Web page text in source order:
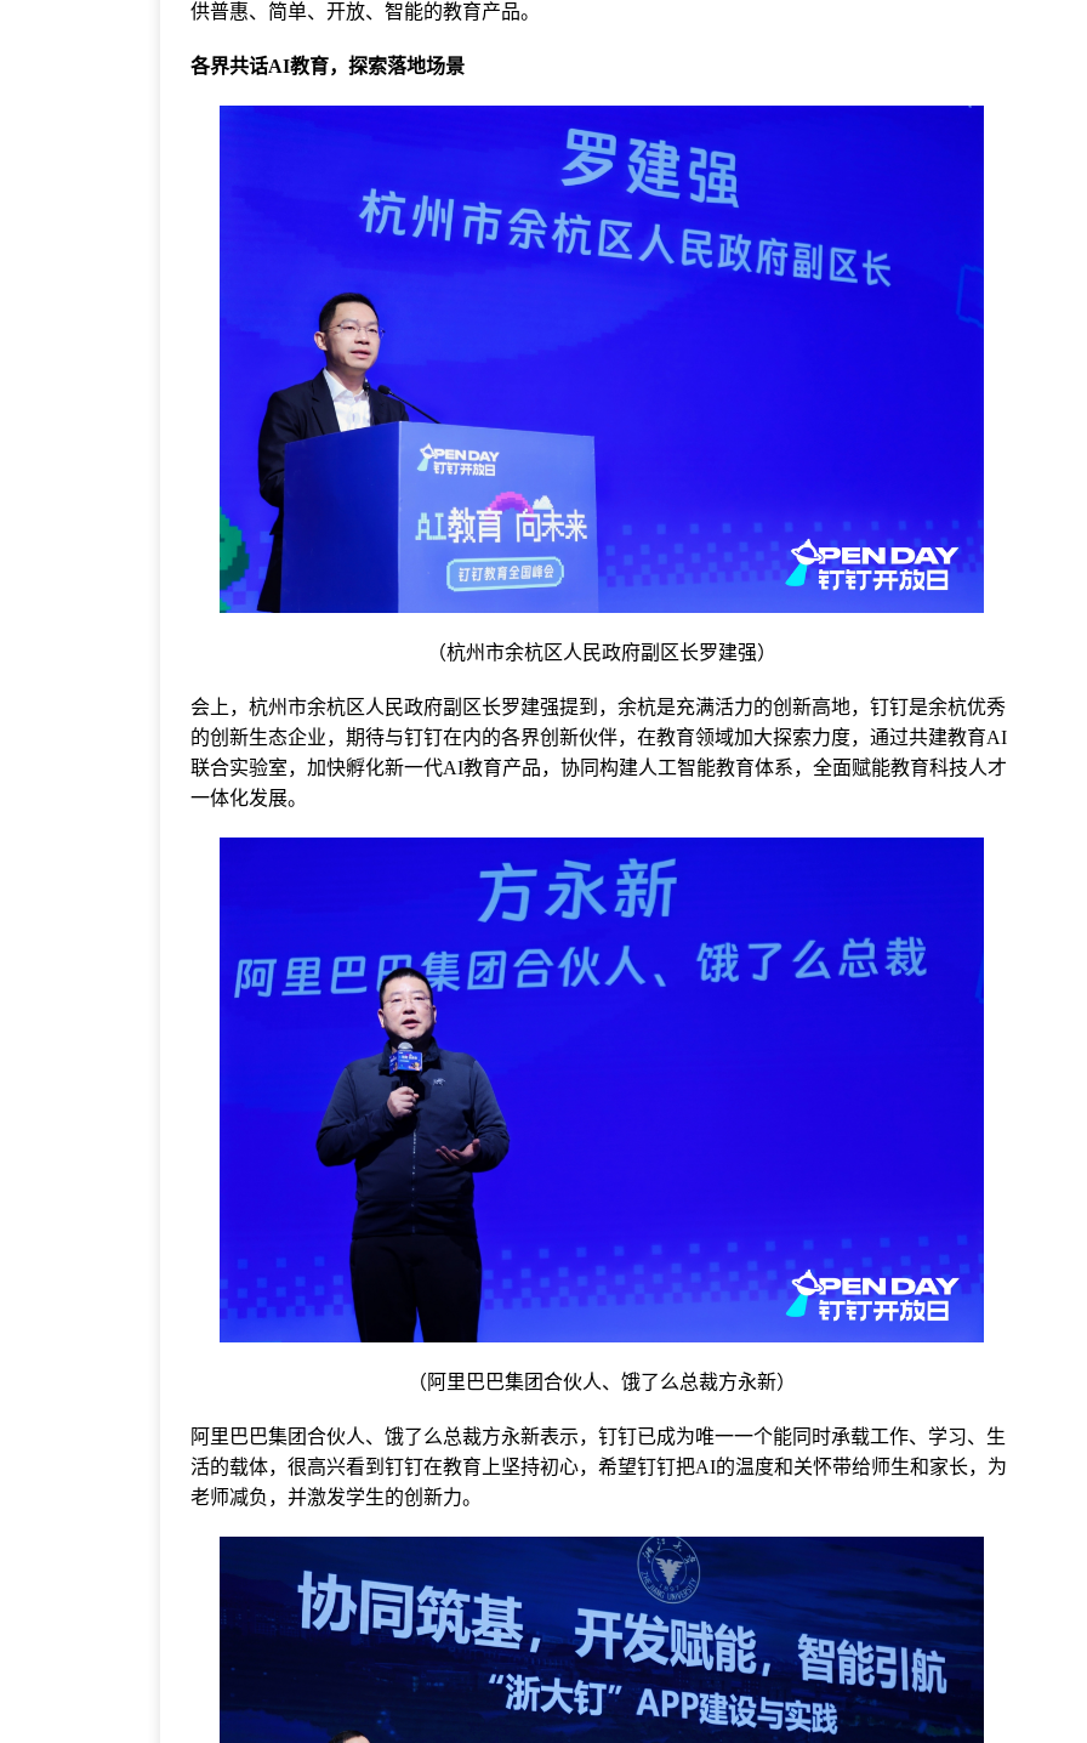
供普惠、简单、开放、智能的教育产品。
各界共话AI教育，探索落地场景
（杭州市余杭区人民政府副区长罗建强）
会上，杭州市余杭区人民政府副区长罗建强提到，余杭是充满活力的创新高地，钉钉是余杭优秀
的创新生态企业，期待与钉钉在内的各界创新伙伴，在教育领域加大探索力度，通过共建教育AI
联合实验室，加快孵化新一代AI教育产品，协同构建人工智能教育体系，全面赋能教育科技人才
一体化发展。
（阿里巴巴集团合伙人、饿了么总裁方永新）
阿里巴巴集团合伙人、饿了么总裁方永新表示，钉钉已成为唯一一个能同时承载工作、学习、生
活的载体，很高兴看到钉钉在教育上坚持初心，希望钉钉把AI的温度和关怀带给师生和家长，为
老师减负，并激发学生的创新力。